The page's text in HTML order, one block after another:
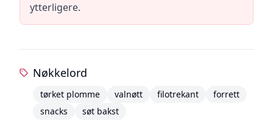
ytterligere.
Nøkkelord
tørket plomme valnøtt filotrekant
forrett
snacks
søt bakst